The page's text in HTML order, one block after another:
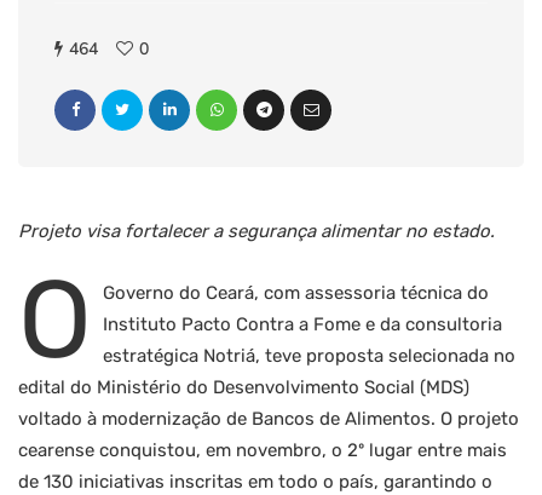
464 0
Projeto visa fortalecer a segurança alimentar no estado.
O
Governo do Ceará, com assessoria técnica do
Instituto Pacto Contra a Fome e da consultoria
estratégica Notriá, teve proposta selecionada no
edital do Ministério do Desenvolvimento Social (MDS)
voltado à modernização de Bancos de Alimentos. O projeto
cearense conquistou, em novembro, o 2º lugar entre mais
de 130 iniciativas inscritas em todo o país, garantindo o